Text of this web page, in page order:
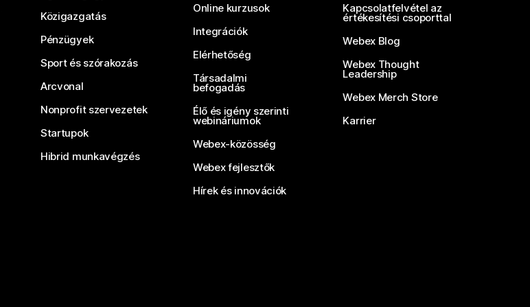
Közigazgatás
Pénzügyek
Sport és szórakozás
Arcvonal
Nonprofit szervezetek
Startupok
Hibrid munkavégzés
Online kurzusok
Integrációk
Elérhetőség
Társadalmi
befogadás
Élő és igény szerinti
webináriumok
Webex-közösség
Webex fejlesztők
Hírek és innovációk
Kapcsolatfelvétel az
értékesítési csoporttal
Webex Blog
Webex Thought
Leadership
Webex Merch Store
Karrier